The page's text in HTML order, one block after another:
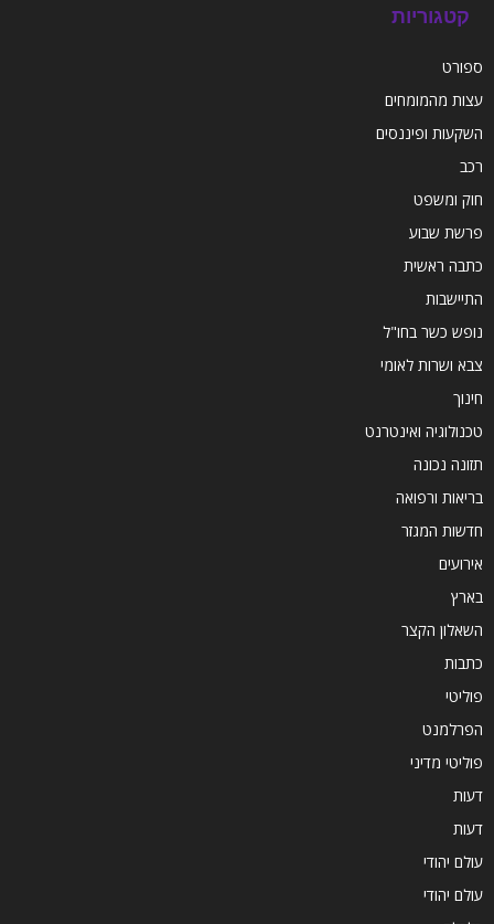
קטגוריות
ספורט
עצות מהמומחים
השקעות ופיננסים
רכב
חוק ומשפט
פרשת שבוע
כתבה ראשית
התיישבות
נופש כשר בחו"ל
צבא ושרות לאומי
חינוך
טכנולוגיה ואינטרנט
תזונה נכונה
בריאות ורפואה
חדשות המגזר
אירועים
בארץ
השאלון הקצר
כתבות
פוליטי
הפרלמנט
פוליטי מדיני
דעות
דעות
עולם יהודי
עולם יהודי